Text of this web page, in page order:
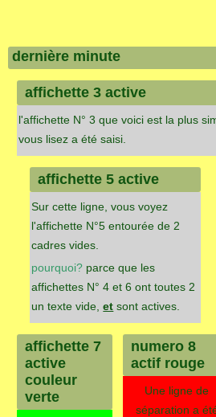
dernière minute
affichette 3 active
l'affichette N° 3 que voici est la plus
vous lisez a été saisi.
affichette 5 active
Sur cette ligne, vous voyez
l'affichette N°5 entourée de 2
cadres vides.
pourquoi? parce que les
affichettes N° 4 et 6 ont toutes 2
un texte vide,et sont actives.
affichette 7
active
couleur
verte
numero 8
actif rouge
Une ligne de
séparation a